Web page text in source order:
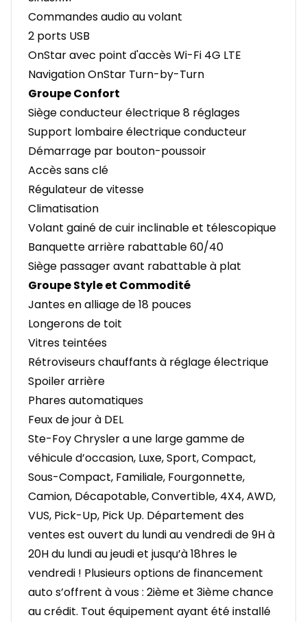
Commandes audio au volant
2 ports USB
OnStar avec point d'accès Wi-Fi 4G LTE
Navigation OnStar Turn-by-Turn
Groupe Confort
Siège conducteur électrique 8 réglages
Support lombaire électrique conducteur
Démarrage par bouton-poussoir
Accès sans clé
Régulateur de vitesse
Climatisation
Volant gainé de cuir inclinable et télescopique
Banquette arrière rabattable 60/40
Siège passager avant rabattable à plat
Groupe Style et Commodité
Jantes en alliage de 18 pouces
Longerons de toit
Vitres teintées
Rétroviseurs chauffants à réglage électrique
Spoiler arrière
Phares automatiques
Feux de jour à DEL
Ste-Foy Chrysler a une large gamme de
véhicule d’occasion, Luxe, Sport, Compact,
Sous-Compact, Familiale, Fourgonnette,
Camion, Décapotable, Convertible, 4X4, AWD,
VUS, Pick-Up, Pick Up. Département des
ventes est ouvert du lundi au vendredi de 9H à
20H du lundi au jeudi et jusqu’à 18hres le
vendredi ! Plusieurs options de financement
auto s’offrent à vous : 2ième et 3ième chance
au crédit. Tout équipement ayant été installé